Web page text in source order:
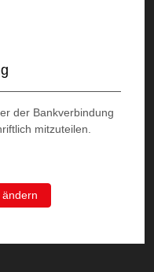
der Bankverbindung
mitzuteilen.